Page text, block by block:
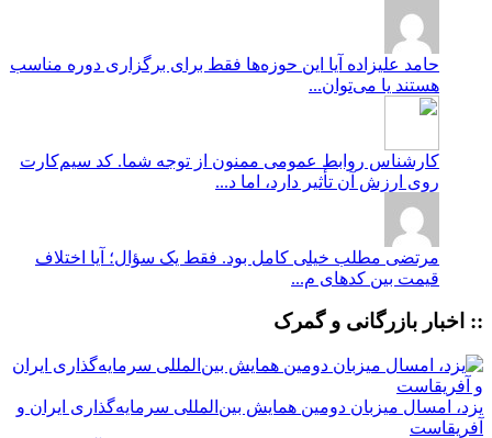
حامد علیزاده آیا این حوزه‌ها فقط برای برگزاری دوره مناسب
هستند یا می‌توان...
کارشناس روابط عمومی ممنون از توجه شما. کد سیم‌کارت
روی ارزش آن تأثیر دارد، اما د...
مرتضی مطلب خیلی کامل بود. فقط یک سؤال؛ آیا اختلاف
قیمت بین کدهای م...
:: اخبار بازرگانی و گمرک
یزد، امسال میزبان دومین همایش بین‌المللی سرمایه‌گذاری ایران و
آفریقاست